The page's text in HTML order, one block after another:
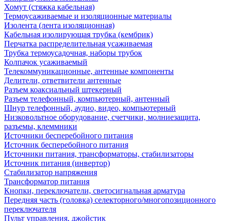
Хомут (стяжка кабельная)
Термоусаживаемые и изоляционные материалы
Изолента (лента изоляционная)
Кабельная изолирующая трубка (кембрик)
Перчатка распределительная усаживаемая
Трубка термоусадочная, наборы трубок
Колпачок усаживаемый
Телекоммуникационные, антенные компоненты
Делители, ответвители антенные
Разъем коаксиальный штекерный
Разъем телефонный, компьютерный, антенный
Шнур телефонный, аудио, видео, компьютерный
Низковольтное оборудование, счетчики, молниезащита,
разъемы, клеммники
Источники бесперебойного питания
Источник бесперебойного питания
Источники питания, трансформаторы, стабилизаторы
Источник питания (инвертор)
Стабилизатор напряжения
Трансформатор питания
Кнопки, переключатели, светосигнальная арматура
Передняя часть (головка) селекторного/многопозиционного
переключателя
Пульт управления, джойстик